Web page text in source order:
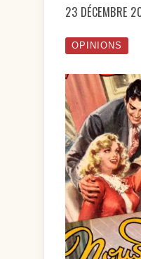
23 DÉCEMBRE
OPINIONS